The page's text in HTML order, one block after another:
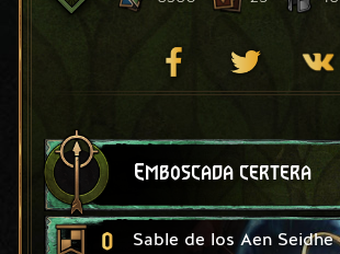
Emboscada certera
0 Sable de los Aen Seidhe